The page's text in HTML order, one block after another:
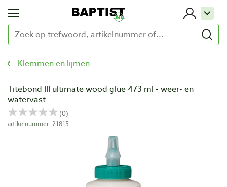
Klemmen en lijmen
Titebond III ultimate wood glue 473 ml - weer- en
watervast
artikelnummer: 21815